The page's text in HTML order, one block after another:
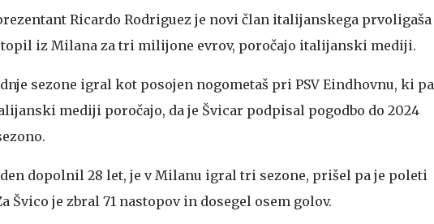
Ricardo Rodriguez je novi član italijanskega prvoligaša
iz Milana za tri milijone evrov, poročajo italijanski mediji.
sezone igral kot posojen nogometaš pri PSV Eindhovnu, ki pa
mediji poročajo, da je Švicar podpisal pogodbo do 2024
dopolnil 28 let, je v Milanu igral tri sezone, prišel pa je poleti
Švico je zbral 71 nastopov in dosegel osem golov.